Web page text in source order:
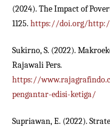
(2024). The Impact of
1125. https://doi.org/http://
Sukirno, S. (2022).
Rajawali Pers.
https://
pengantar-edisi-ketiga/
Supriawan, E. (2022).